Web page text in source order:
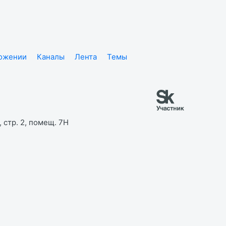
Каналы Лента
Темы
стр. 2, помещ. 7Н